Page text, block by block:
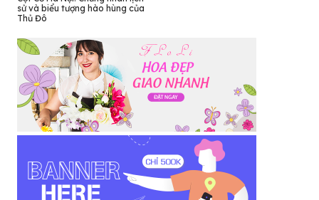
sử và biểu tượng hào hùng của
Thủ Đô